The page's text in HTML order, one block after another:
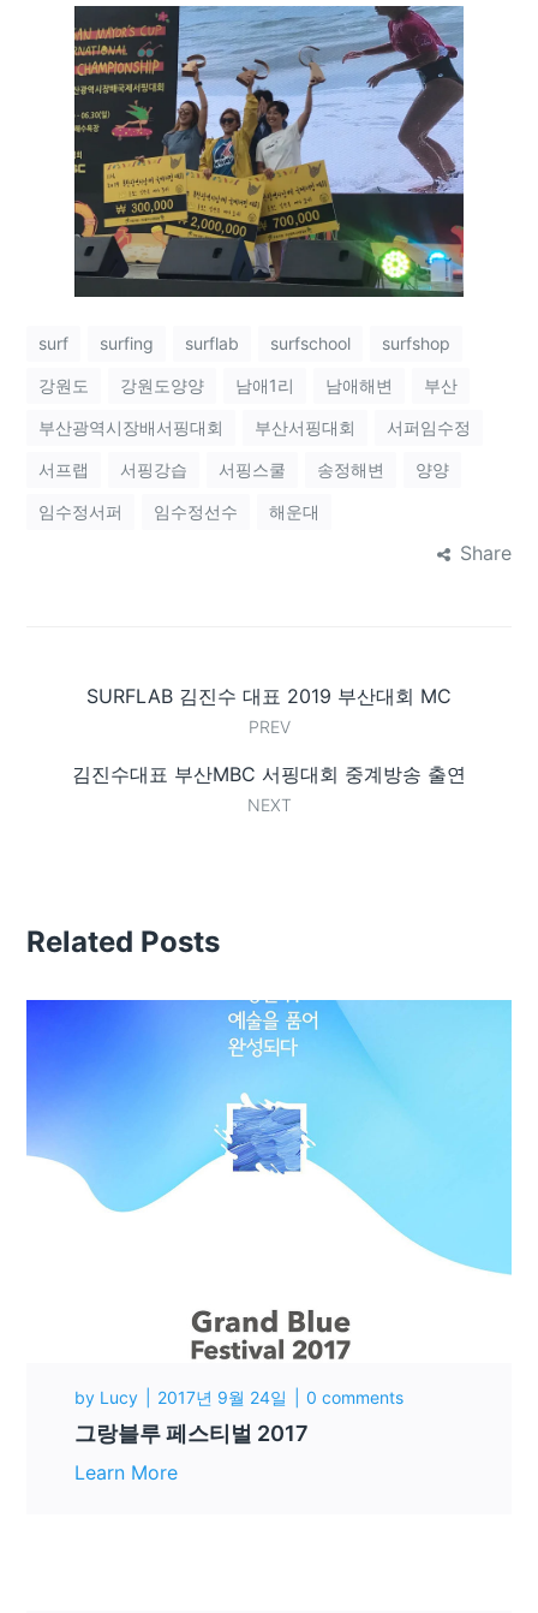
surf surfing surflab surfschool surfshop
강원도 강원도양양 남애1리 남애해변 부산
부산광역시장배서핑대회 부산서핑대회 서퍼임수정
서프랩 서핑강습 서핑스쿨 송정해변 양양
임수정서퍼 임수정선수 해운대
Share
SURFLAB 김진수 대표 2019 부산대회 MC
PREV
김진수대표 부산MBC 서핑대회 중계방송 출연
NEXT
Related Posts
by Lucy 2017년 9월 24일 0 comments
그랑블루 페스티벌 2017
Learn More